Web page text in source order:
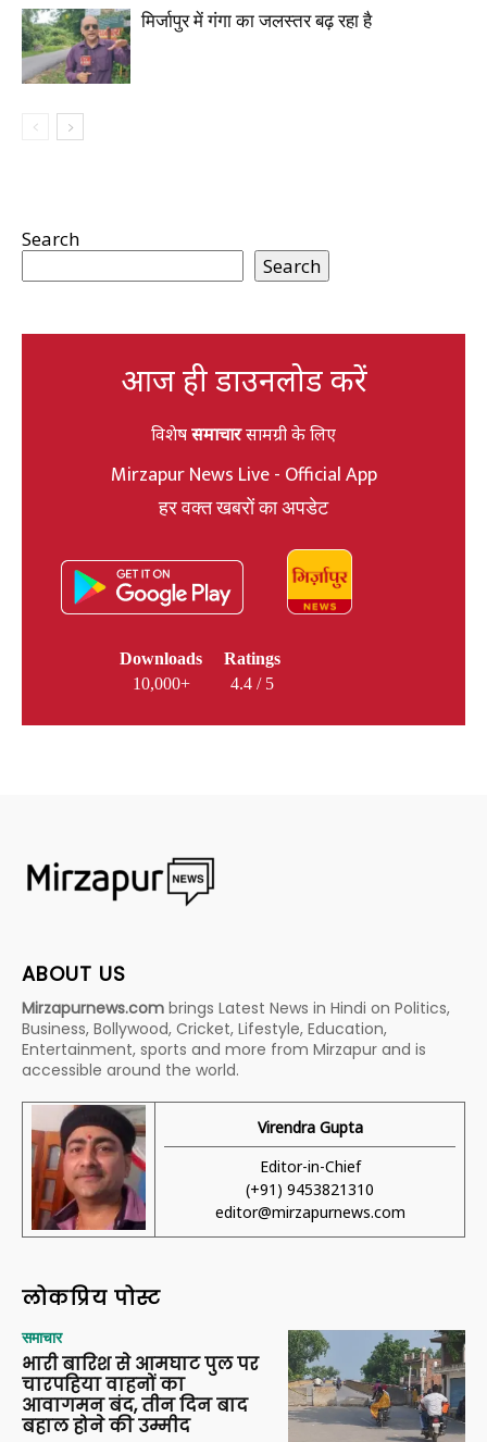
मिर्जापुर में गंगा का जलस्तर बढ़ रहा है
Search
Search
आज ही डाउनलोड करें
विशेषसमाचारसामग्री के लिए
Mirzapur News Live - Official App
हर वक्त खबरों का अपडेट
Downloads
10,000+
Ratings
4.4 / 5
ABOUT US
Mirzapurnews.com brings Latest News in Hindi on Politics,
Business, Bollywood, Cricket, Lifestyle, Education,
Entertainment, sports and more from Mirzapur and is
accessible around the world.
Virendra Gupta
Editor-in-Chief
(+91) 9453821310
editor@mirzapurnews.com
लोकप्रिय पोस्ट
समाचार
भारी बारिश से आमघाट पुल पर
चारपहिया वाहनों का
आवागमन बंद, तीन दिन बाद
बहाल होने की उम्मीद